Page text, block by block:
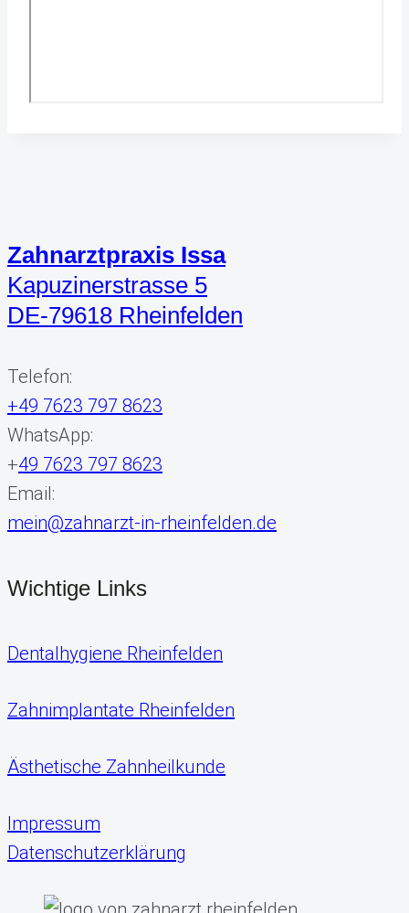
Zahnarztpraxis Issa
Kapuzinerstrasse 5
DE-79618 Rheinfelden
Telefon:
+49 7623 797 8623
WhatsApp:
+49 7623 797 8623
Email:
mein@zahnarzt-in-rheinfelden.de
Wichtige Links
Dentalhygiene Rheinfelden
Zahnimplantate Rheinfelden
Ästhetische Zahnheilkunde
Impressum
Datenschutzerklärung